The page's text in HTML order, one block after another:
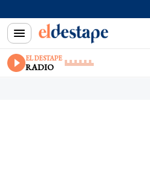
EL DESTAPE
RADIO